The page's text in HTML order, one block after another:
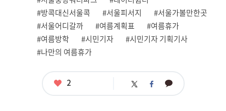
그
#방콕대신서울콕
#서울피서지
#서울가볼만한곳
#서울어디갈까
#여름계획표
#여름휴가
#여름방학
#시민기자
#시민기자 기획기사
#나만의 여름휴가
좋
2 트 페 카